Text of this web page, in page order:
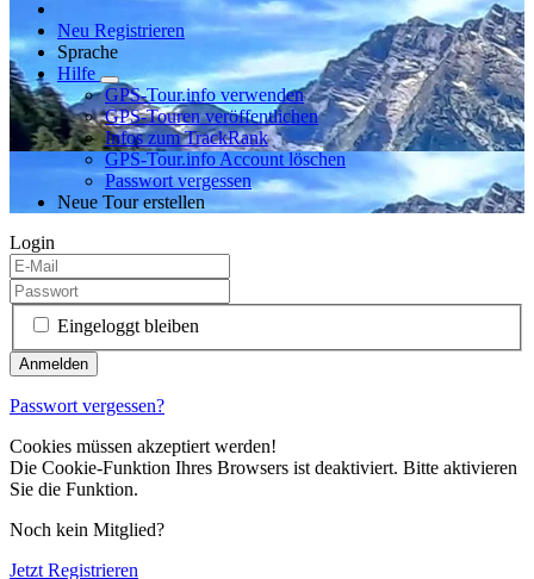
Neu Registrieren
Sprache
Hilfe
GPS-Tour.info verwenden
GPS-Touren veröffentlichen
Infos zum TrackRank
GPS-Tour.info Account löschen
Passwort vergessen
Neue Tour erstellen
Login
Eingeloggt bleiben
Passwort vergessen?
Cookies müssen akzeptiert werden!
Die Cookie-Funktion Ihres Browsers ist deaktiviert. Bitte aktivieren
Sie die Funktion.
Noch kein Mitglied?
Jetzt Registrieren